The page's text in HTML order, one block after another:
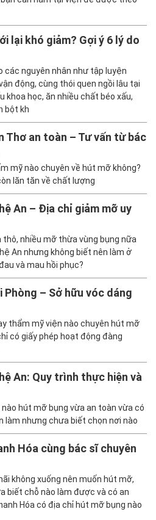
lại khó giảm? Gợi ý 6 lý do
các nguyên nhân như tập luyện
động, cùng thói quen ngồi lâu tại
khoa học, ăn nhiều chất béo xấu,
bột kh
Thơ an toàn – Tư vấn từ bác
mỹ nào chuyên về hút mỡ không?
lăn tăn về chất lượng
An – Địa chỉ giảm mỡ uy
thô, nhiều mỡ thừa vùng bụng nữa
An nhưng không biết nên làm ở
và mau hồi phục?
Phòng – Sở hữu vóc dáng
thẩm mỹ viện nào chuyên hút mỡ
có giấy phép hoạt động đàng
An: Quy trình thực hiện và
hút mỡ bụng vừa an toàn vừa có
làm nhưng chưa biết chọn nơi nào
Hóa cùng bác sĩ chuyên
không xuống nên muốn hút mỡ,
biết chỗ nào làm được và có an
Hóa có địa chỉ hút mỡ bụng nào